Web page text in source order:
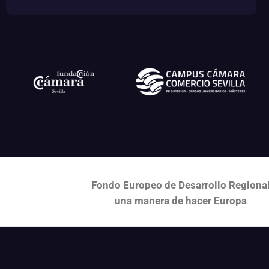
Fondo Europeo de Desarrollo
una manera de hacer Europa